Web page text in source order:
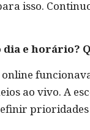
isso.
dia e
ao vivo. A